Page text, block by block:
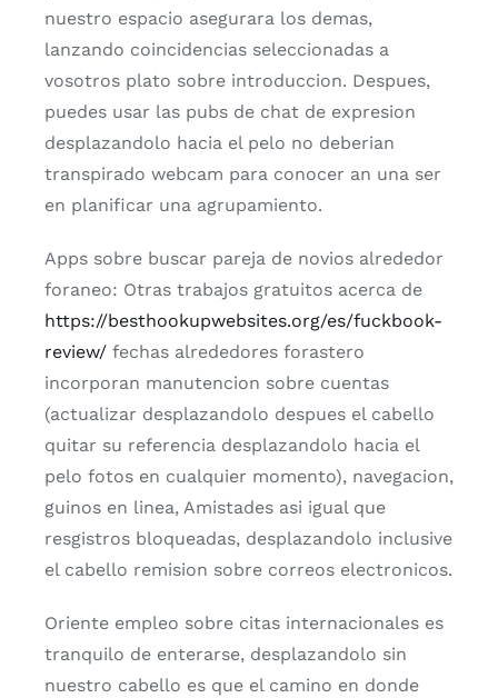
nuestro espacio asegurara los demas,
lanzando coincidencias seleccionadas a
vosotros plato sobre introduccion. Despues,
puedes usar las pubs de chat de expresion
desplazandolo hacia el pelo no deberian
transpirado webcam para conocer an una ser
en planificar una agrupamiento.
Apps sobre buscar pareja de novios alrededor
foraneo: Otras trabajos gratuitos acerca de
https://besthookupwebsites.org/es/fuckbook-
review/ fechas alrededores forastero
incorporan manutencion sobre cuentas
(actualizar desplazandolo despues el cabello
quitar su referencia desplazandolo hacia el
pelo fotos en cualquier momento), navegacion,
guinos en linea, Amistades asi­ igual que
resgistros bloqueadas, desplazandolo inclusive
el cabello remision sobre correos electronicos.
Oriente empleo sobre citas internacionales es
tranquilo de enterarse, desplazandolo sin
nuestro cabello es que el camino en donde